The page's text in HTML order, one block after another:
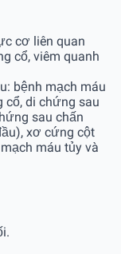
cơ liên quan
cổ, viêm quanh
bệnh mạch máu
cổ, di chứng sau
sau chấn
xơ cứng cột
máu tủy và